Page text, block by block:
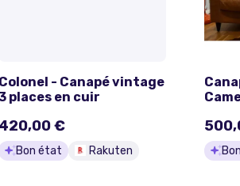
Colonel - Canapé vintage
places en cuir
420,00 €
Bon état Rakuten